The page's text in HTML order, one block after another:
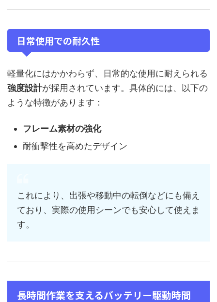
日常使用での耐久性
軽量化にはかかわらず、日常的な使用に耐えられる
強度設計が採用されています。具体的には、以下の
ような特徴があります：
フレーム素材の強化
耐衝撃性を高めたデザイン
これにより、出張や移動中の転倒などにも備え
ており、実際の使用シーンでも安心して使えま
す。
長時間作業を支えるバッテリー駆動時間